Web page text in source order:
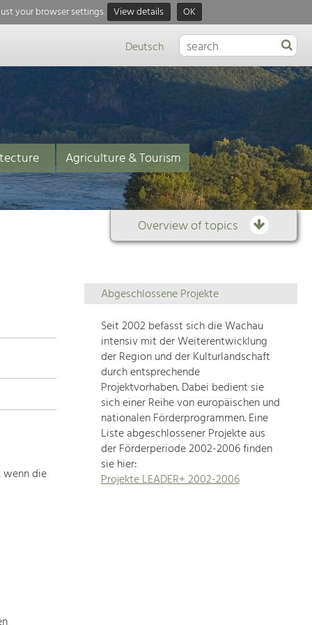
your browser settings. View details OK
Deutsch
Agriculture & Tourism
Overview of topics
Overview
of
topics
Development
within
our
region
is
extremely
diverse.
Which
wenn die
Abgeschlossene Projekte
Seit 2002 befasst sich die Wachau
intensiv mit der Weiterentwicklung
der Region und der Kulturlandschaft
durch entsprechende
Projektvorhaben. Dabei bedient sie
sich einer Reihe von europäischen und
nationalen Förderprogrammen. Eine
Liste abgeschlossener Projekte aus
der Förderperiode 2002-2006 finden
sie hier:
Projekte LEADER+ 2002-2006